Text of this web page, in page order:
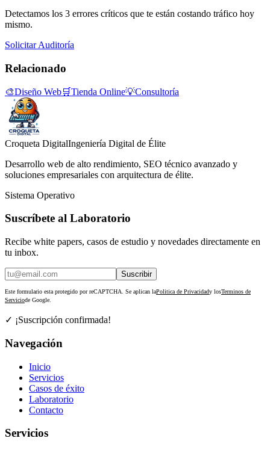
Detectamos los 3 errores críticos que te están costando tráfico hoy
mismo.
Solicitar Auditoría
Relacionado
🎨Diseño Web🛒Tienda Online💡Consultoría
Croqueta DigitalIngeniería Digital de Élite
Desarrollo web de alto rendimiento, SEO técnico avanzado y
soluciones empresariales con arquitectura de élite.
Sistema Operativo
Suscríbete al Laboratorio
Recibe white papers, casos de estudio y novedades directamente en
tu inbox.
Suscribir
Este formulario esta protegido por reCAPTCHA. Se aplican laPolitica de Privacidady losTerminos de
Serviciode Google.
✓ ¡Suscripción confirmada!
Navegación
Inicio
Servicios
Casos de éxito
Laboratorio
Contacto
Servicios